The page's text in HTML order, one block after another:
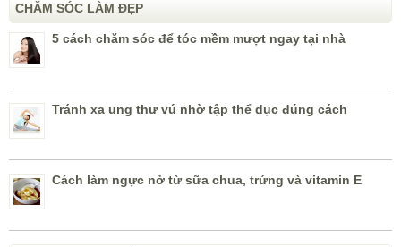
CHĂM SÓC LÀM ĐẸP
5 cách chăm sóc để tóc mềm mượt ngay tại nhà
Tránh xa ung thư vú nhờ tập thể dục đúng cách
Cách làm ngực nở từ sữa chua, trứng và vitamin E